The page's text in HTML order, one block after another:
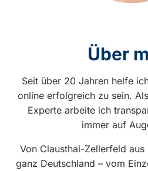
Über
Seit über 20 Jahren helfe
online erfolgreich zu sein.
Experte arbeite ich
immer auf
Von Clausthal-Zellerfeld
ganz Deutschland – vom